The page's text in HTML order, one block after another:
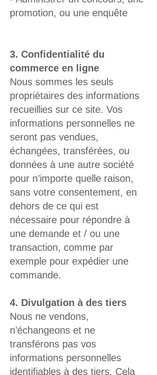
promotion, ou une enquête
3. Confidentialité du
commerce en ligne
Nous sommes les seuls
propriétaires des informations
recueillies sur ce site. Vos
informations personnelles ne
seront pas vendues,
échangées, transférées, ou
données à une autre société
pour n’importe quelle raison,
sans votre consentement, en
dehors de ce qui est
nécessaire pour répondre à
une demande et / ou une
transaction, comme par
exemple pour expédier une
commande.
4. Divulgation à des tiers
Nous ne vendons,
n’échangeons et ne
transférons pas vos
informations personnelles
identifiables à des tiers. Cela